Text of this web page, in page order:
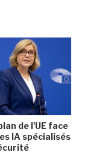
de l'UE face
IA spécialisés